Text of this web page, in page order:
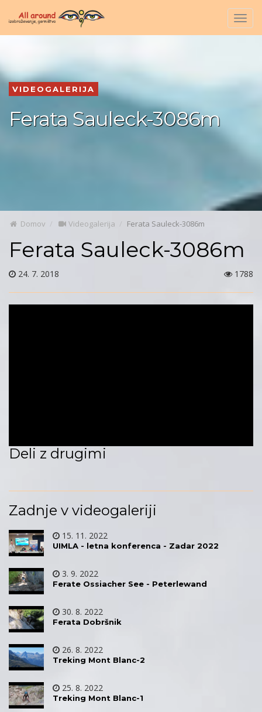
VIDEOGALERIJA
Ferata Sauleck-3086m
Domov Videogalerija Ferata Sauleck-3086m
Ferata Sauleck-3086m
24. 7. 2018 1788
Deli z drugimi
Zadnje v videogaleriji
15. 11. 2022
UIMLA - letna konferenca - Zadar 2022
3. 9. 2022
Ferate Ossiacher See - Peterlewand
30. 8. 2022
Ferata Dobršnik
26. 8. 2022
Treking Mont Blanc-2
25. 8. 2022
Treking Mont Blanc-1